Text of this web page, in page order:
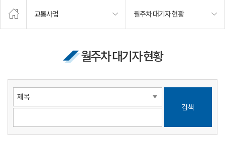
교통사업 월주차 대기자 현황
월주차 대기자 현황
검색